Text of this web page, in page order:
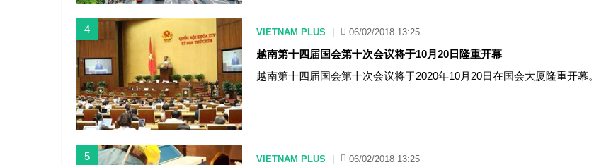
4 VIETNAM PLUS 06/02/2018 13:25
越南第十四届国会第十次会议将于10月20日隆重开幕
越南第十四届国会第十次会议将于2020年10月20日在国会大厦隆重开幕。
5 VIETNAM PLUS 06/02/2018 13:25